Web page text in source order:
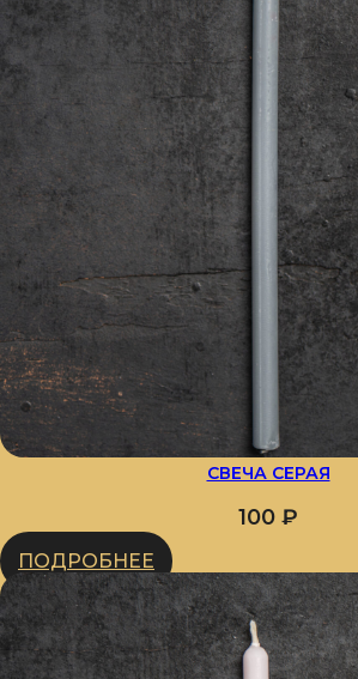
СВЕЧА СЕРАЯ
100 ₽
ПОДРОБНЕЕ